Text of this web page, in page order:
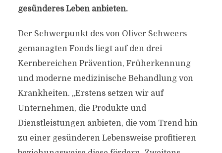
gesünderes Leben anbieten.
Der Schwerpunkt des von Oliver Schweers
gemanagten Fonds liegt auf den drei
Kernbereichen Prävention, Früherkennung
und moderne medizinische Behandlung von
Krankheiten. „Erstens setzen wir auf
Unternehmen, die Produkte und
Dienstleistungen anbieten, die vom Trend hin
zu einer gesünderen Lebensweise profitieren